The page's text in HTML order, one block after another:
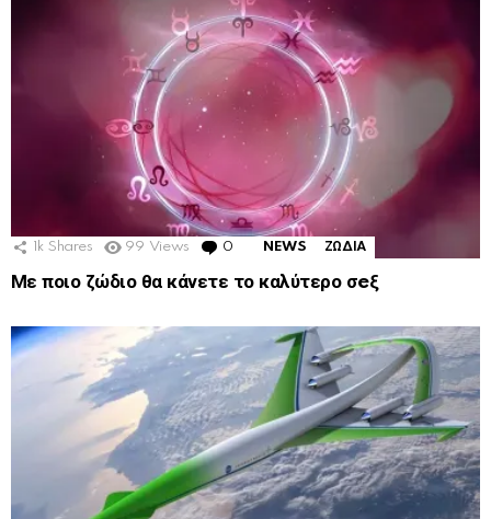
1k Shares 99 Views 0 Comments
NEWS ΖΩΔΙΑ
Με ποιο ζώδιο θα κάνετε το καλύτερο σeξ